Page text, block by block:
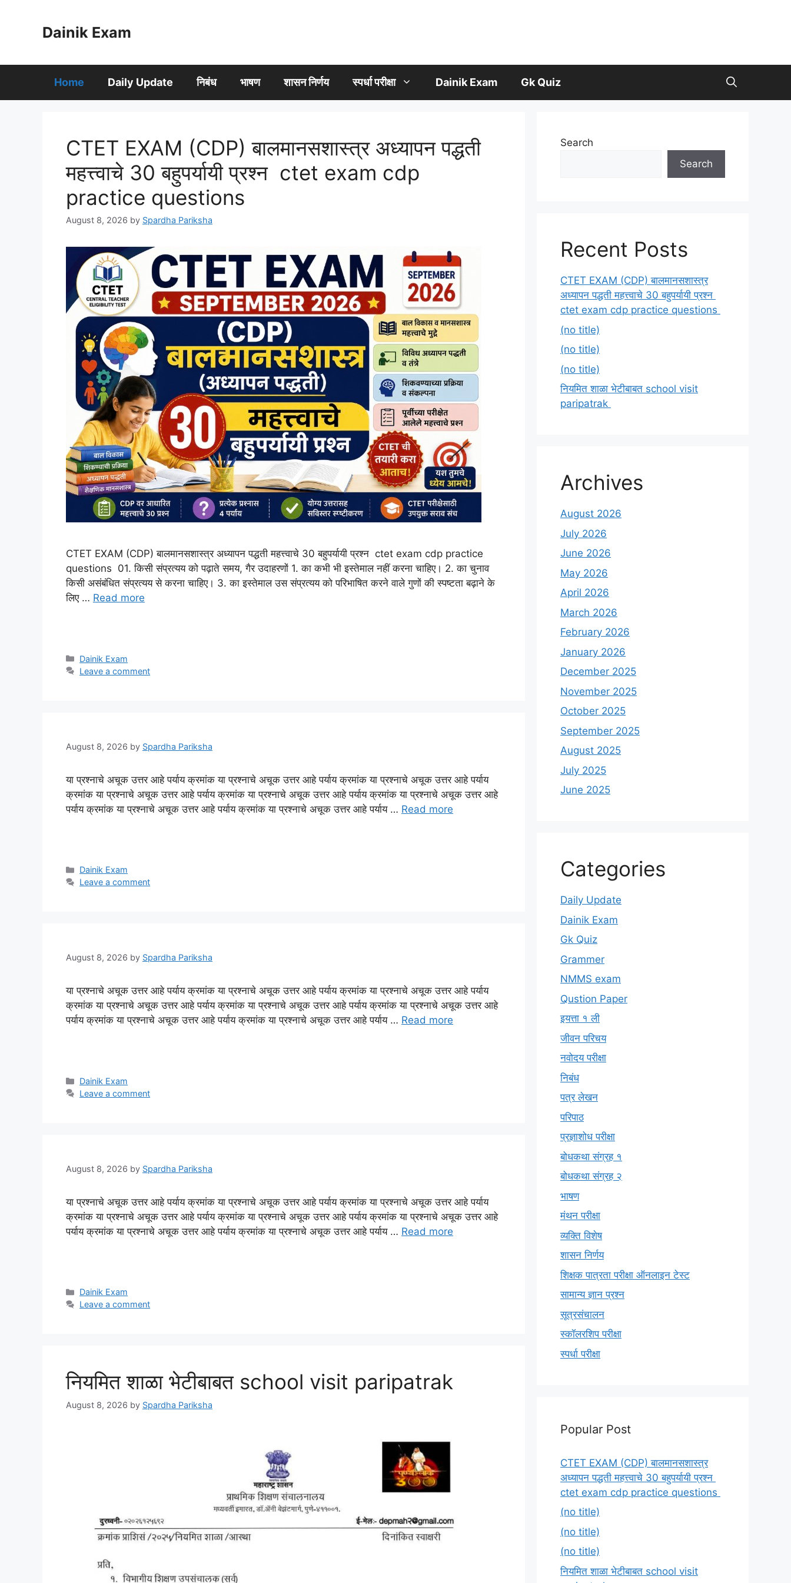
Dainik Exam
Home Daily Update निबंध भाषण शासन निर्णय स्पर्धा परीक्षा Dainik Exam Gk Quiz
CTET EXAM (CDP) बालमानसशास्त्र अध्यापन पद्धती
महत्त्वाचे 30 बहुपर्यायी प्रश्न ctet exam cdp
practice questions
August 8, 2026 by Spardha Pariksha
CTET EXAM (CDP) बालमानसशास्त्र अध्यापन पद्धती महत्त्वाचे 30 बहुपर्यायी प्रश्न ctet exam cdp practice
questions 01. किसी संप्रत्यय को पढ़ाते समय, गैर उदाहरणों 1. का कभी भी इस्तेमाल नहीं करना चाहिए। 2. का चुनाव
किसी असंबंधित संप्रत्यय से करना चाहिए। 3. का इस्तेमाल उस संप्रत्यय को परिभाषित करने वाले गुणों की स्पष्टता बढ़ाने के
लिए … Read more
Categories
Dainik Exam
Leave a comment
August 8, 2026 by Spardha Pariksha
या प्रश्नाचे अचूक उत्तर आहे पर्याय क्रमांक या प्रश्नाचे अचूक उत्तर आहे पर्याय क्रमांक या प्रश्नाचे अचूक उत्तर आहे पर्याय
क्रमांक या प्रश्नाचे अचूक उत्तर आहे पर्याय क्रमांक या प्रश्नाचे अचूक उत्तर आहे पर्याय क्रमांक या प्रश्नाचे अचूक उत्तर आहे
पर्याय क्रमांक या प्रश्नाचे अचूक उत्तर आहे पर्याय क्रमांक या प्रश्नाचे अचूक उत्तर आहे पर्याय … Read more
Categories
Dainik Exam
Leave a comment
August 8, 2026 by Spardha Pariksha
या प्रश्नाचे अचूक उत्तर आहे पर्याय क्रमांक या प्रश्नाचे अचूक उत्तर आहे पर्याय क्रमांक या प्रश्नाचे अचूक उत्तर आहे पर्याय
क्रमांक या प्रश्नाचे अचूक उत्तर आहे पर्याय क्रमांक या प्रश्नाचे अचूक उत्तर आहे पर्याय क्रमांक या प्रश्नाचे अचूक उत्तर आहे
पर्याय क्रमांक या प्रश्नाचे अचूक उत्तर आहे पर्याय क्रमांक या प्रश्नाचे अचूक उत्तर आहे पर्याय … Read more
Categories
Dainik Exam
Leave a comment
August 8, 2026 by Spardha Pariksha
या प्रश्नाचे अचूक उत्तर आहे पर्याय क्रमांक या प्रश्नाचे अचूक उत्तर आहे पर्याय क्रमांक या प्रश्नाचे अचूक उत्तर आहे पर्याय
क्रमांक या प्रश्नाचे अचूक उत्तर आहे पर्याय क्रमांक या प्रश्नाचे अचूक उत्तर आहे पर्याय क्रमांक या प्रश्नाचे अचूक उत्तर आहे
पर्याय क्रमांक या प्रश्नाचे अचूक उत्तर आहे पर्याय क्रमांक या प्रश्नाचे अचूक उत्तर आहे पर्याय … Read more
Categories
Dainik Exam
Leave a comment
नियमित शाळा भेटीबाबत school visit paripatrak
August 8, 2026 by Spardha Pariksha
Search
Search
Recent Posts
CTET EXAM (CDP) बालमानसशास्त्र
अध्यापन पद्धती महत्त्वाचे 30 बहुपर्यायी प्रश्न
ctet exam cdp practice questions
(no title)
(no title)
(no title)
नियमित शाळा भेटीबाबत school visit
paripatrak
Archives
August 2026
July 2026
June 2026
May 2026
April 2026
March 2026
February 2026
January 2026
December 2025
November 2025
October 2025
September 2025
August 2025
July 2025
June 2025
Categories
Daily Update
Dainik Exam
Gk Quiz
Grammer
NMMS exam
Qustion Paper
इयत्ता १ ली
जीवन परिचय
नवोदय परीक्षा
निबंध
पत्र लेखन
परिपाठ
प्रज्ञाशोध परीक्षा
बोधकथा संग्रह १
बोधकथा संग्रह २
भाषण
मंथन परीक्षा
व्यक्ति विशेष
शासन निर्णय
शिक्षक पात्रता परीक्षा ऑनलाइन टेस्ट
सामान्य ज्ञान प्रश्न
सूत्रसंचालन
स्कॉलरशिप परीक्षा
स्पर्धा परीक्षा
Popular Post
CTET EXAM (CDP) बालमानसशास्त्र
अध्यापन पद्धती महत्त्वाचे 30 बहुपर्यायी प्रश्न
ctet exam cdp practice questions
(no title)
(no title)
(no title)
नियमित शाळा भेटीबाबत school visit